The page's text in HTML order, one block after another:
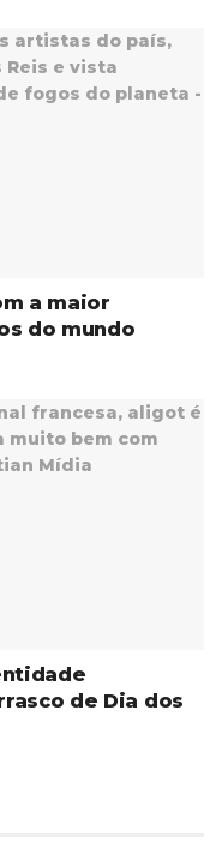
a maior
do mundo
de Dia dos